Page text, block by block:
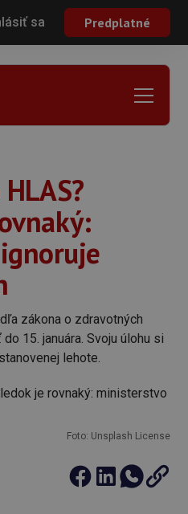
sa Predplatné
zákona o zdravotných
15. januára. Svoju úlohu si
lehote.
Foto: Unsplash License